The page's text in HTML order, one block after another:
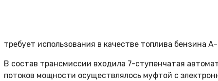
требует использования в качестве топлива бензина
В состав трансмиссии входила 7-ступенчатая
потоков мощности осуществлялось муфтой с